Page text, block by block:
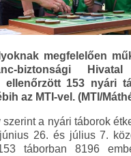
megfelelően
biztonsági
ellenőrzött 153 nyári
az MTI-vel. (MTI/
szerint a nyári táborok
26. és július 7.
táborban 8196